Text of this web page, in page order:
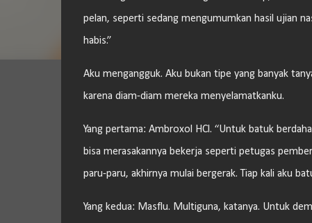
pelan, seperti sedang mengumumkan hasil ujian
habis.”
Aku mengangguk. Aku bukan tipe yang banyak
karena diam-diam mereka menyelamatkanku.
Yang pertama: Ambroxol HCl. “Untuk batuk
bisa merasakannya bekerja seperti petugas
paru-paru, akhirnya mulai bergerak. Tiap kali aku
Yang kedua: Masflu. Multiguna, katanya. Untuk